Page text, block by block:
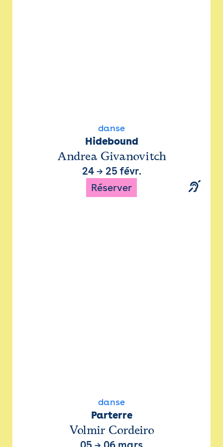
danse
Hidebound
Andrea Givanovitch
24→ 25 févr.
Réserver
danse
Parterre
Volmir Cordeiro